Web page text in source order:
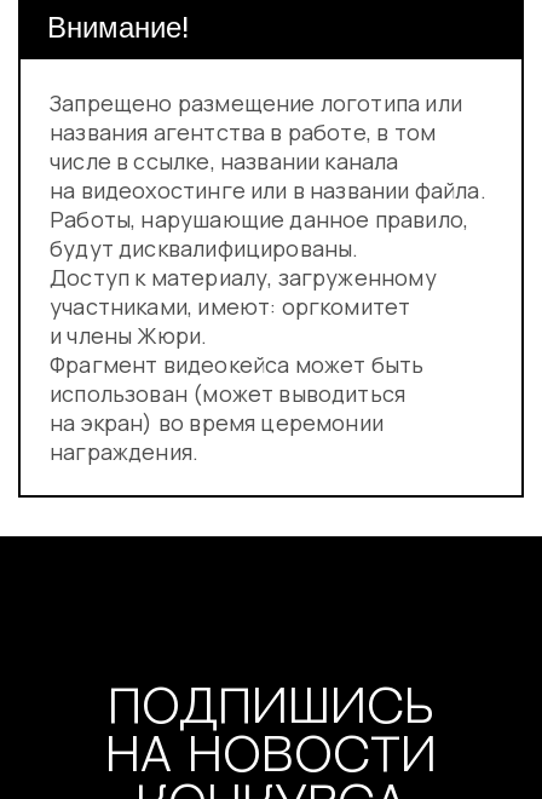
Внимание!
Запрещено размещение логотипа или
названия агентства в работе, в том
числе в ссылке, названии канала
на видеохостинге или в названии файла.
Работы, нарушающие данное правило,
будут дисквалифицированы.
Доступ к материалу, загруженному
участниками, имеют: оргкомитет
и члены Жюри.
Фрагмент видеокейса может быть
использован (может выводиться
на экран) во время церемонии
награждения.
ПОДПИШИСЬ
НА НОВОСТИ